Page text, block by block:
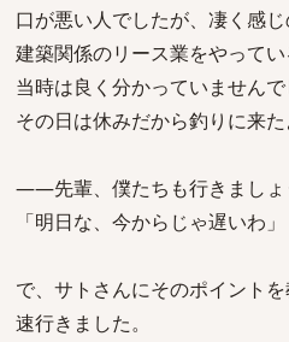
口が悪い人でしたが、凄く感じ
建築関係のリース業をやってい
当時は良く分かっていませんで
その日は休みだから釣りに来た
――先輩、僕たちも行きましょ
「明日な、今からじゃ遅いわ」
で、サトさんにそのポイント
速行きました。